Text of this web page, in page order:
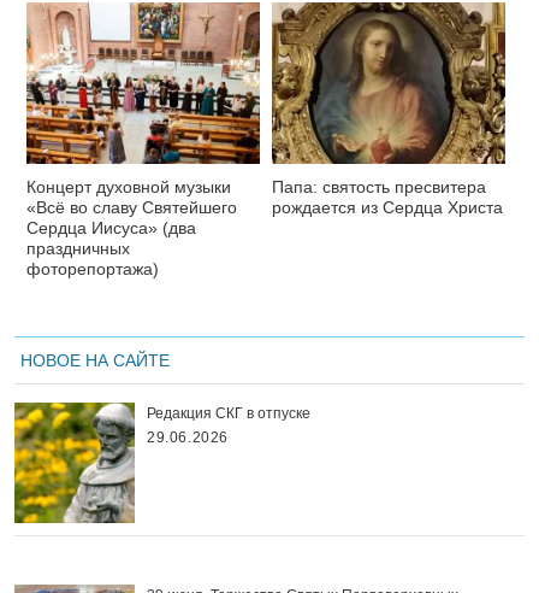
Концерт духовной музыки
«Всё во славу Святейшего
Сердца Иисуса» (два
праздничных
фоторепортажа)
Папа: святость пресвитера
рождается из Сердца Христа
НОВОЕ НА САЙТЕ
Редакция СКГ в отпуске
29.06.2026